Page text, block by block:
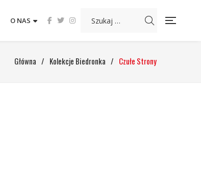
O NAS
Główna / Kolekcje Biedronka / Czułe Strony